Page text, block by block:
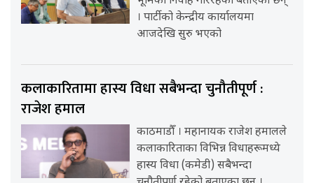
। पार्टीको केन्द्रीय कार्यालयमा
आजदेखि सुरु भएको
कलाकारितामा हास्य विधा सबैभन्दा चुनौतीपूर्ण :
राजेश हमाल
काठमाडौँ । महानायक राजेश हमालले
कलाकारिताका विभिन्न विधाहरूमध्ये
हास्य विधा (कमेडी) सबैभन्दा